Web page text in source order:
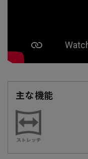
主な機能